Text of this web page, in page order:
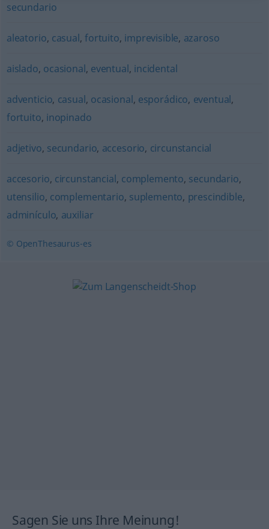
secundario
aleatorio, casual,fortuito, imprevisible, azaroso
aislado, ocasional, eventual, incidental
adventicio, casual, ocasional, esporádico, eventual,
fortuito, inopinado
adjetivo, secundario, accesorio, circunstancial
accesorio, circunstancial, complemento, secundario,
utensilio, complementario, suplemento, prescindible,
adminículo, auxiliar
© OpenThesaurus-es
Sagen Sie uns Ihre Meinung!